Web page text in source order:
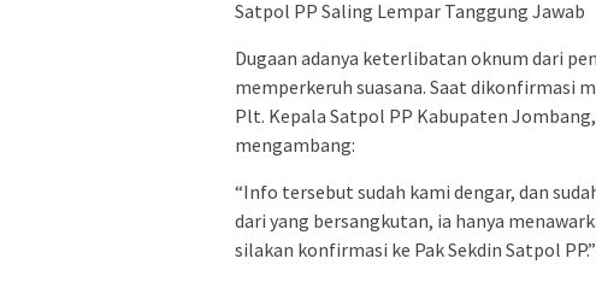
​Satpol PP Saling Lempar Tanggung Jawab
​Dugaan adanya keterlibatan oknum dari
memperkeruh suasana. Saat dikonfirmasi
Plt. Kepala Satpol PP Kabupaten
mengambang:
​“Info tersebut sudah kami dengar, dan
dari yang bersangkutan, ia hanya
silakan konfirmasi ke Pak Sekdin Satpol PP.”